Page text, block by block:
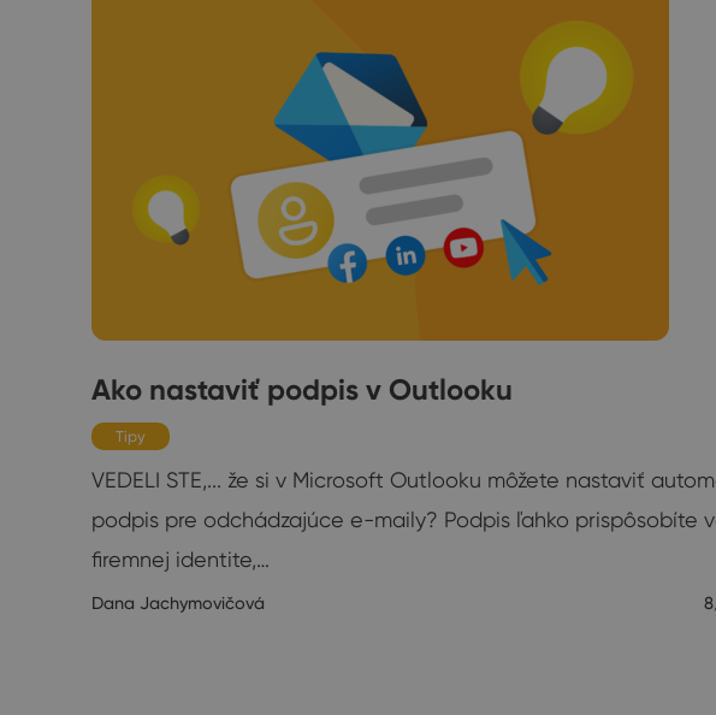
Ako nastaviť podpis v Outlooku
Tipy
VEDELI STE,... že si v Microsoft Outlooku môžete nastaviť
podpis pre odchádzajúce e-maily? Podpis ľahko prispôsobíte
firemnej identite,…
Dana Jachymovičová